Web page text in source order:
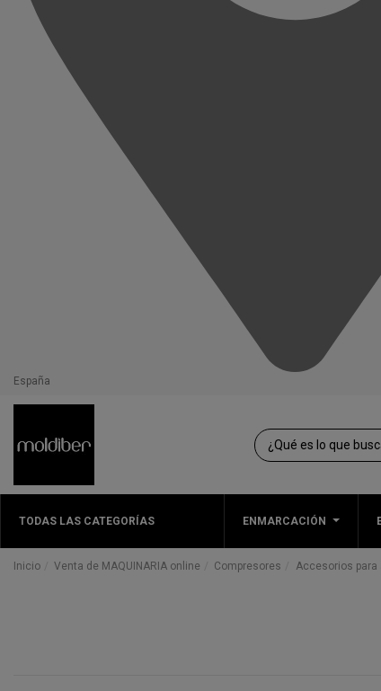
España
TODAS LAS CATEGORÍAS ENMARCACIÓN
Inicio Venta de MAQUINARIA online Compresores Accesorios para